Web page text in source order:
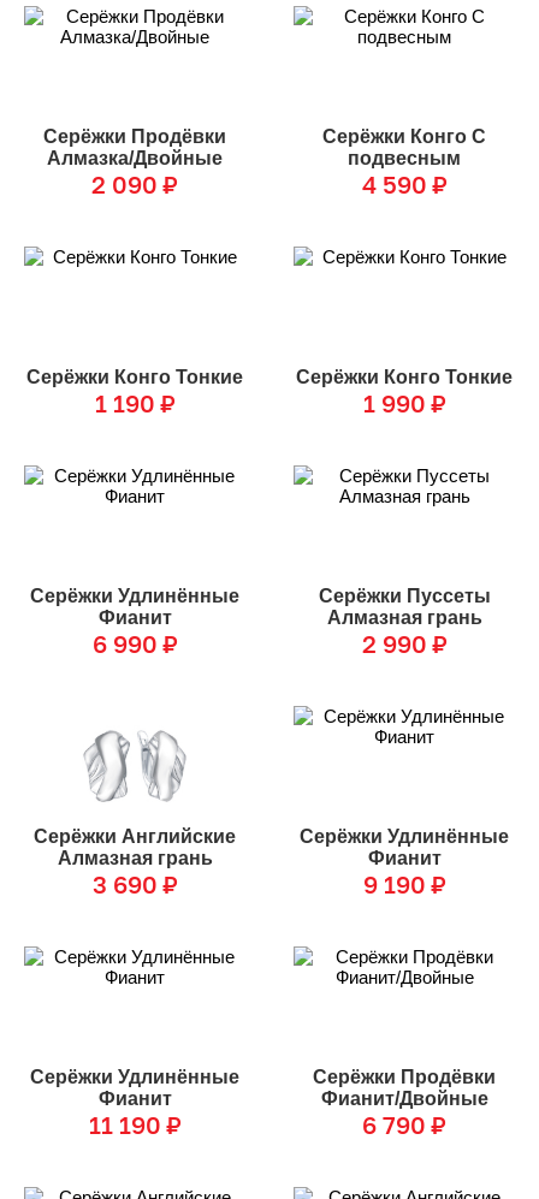
Серёжки Продёвки
Алмазка/Двойные
2 090 ₽
Серёжки Конго С
подвесным
4 590 ₽
Серёжки Конго Тонкие
1 190 ₽
Серёжки Конго Тонкие
1 990 ₽
Серёжки Удлинённые
Фианит
6 990 ₽
Серёжки Пуссеты
Алмазная грань
2 990 ₽
Серёжки Английские
Алмазная грань
3 690 ₽
Серёжки Удлинённые
Фианит
9 190 ₽
Серёжки Удлинённые
Фианит
11 190 ₽
Серёжки Продёвки
Фианит/Двойные
6 790 ₽